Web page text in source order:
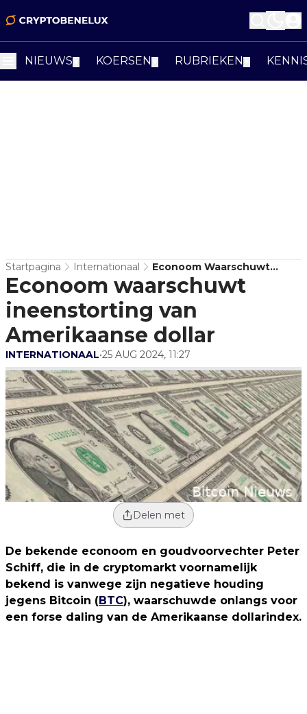
NIEUWS KOERSEN RUBRIEKEN
Startpagina Internationaal
Econoom Waarschuwt
Ineenstorting Van
Amerikaanse Dollar
Econoom waarschuwt
ineenstorting van
Amerikaanse dollar
INTERNATIONAAL•25 AUG 2024, 11:27
Delen met
De bekende econoom en goudvoorvechter Peter
Schiff, die in de cryptomarkt voornamelijk
bekend is vanwege zijn negatieve houding
jegens Bitcoin (BTC), waarschuwde onlangs voor
een forse daling van de Amerikaanse dollarindex.